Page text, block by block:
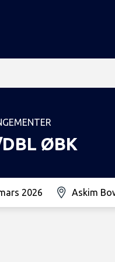
ØBK
2026 Askim